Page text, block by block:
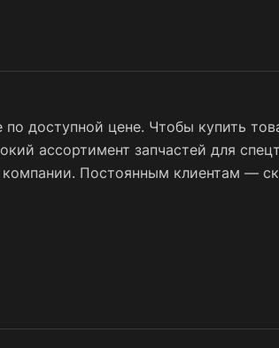
доступной цене. Чтобы купить
ассортимент запчастей для
компании. Постоянным клиентам —